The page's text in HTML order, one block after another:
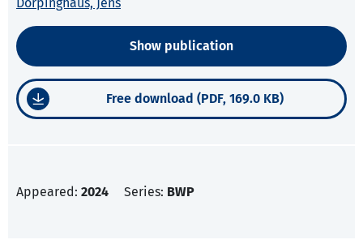
Show publication
Free download (PDF, 169.0 KB)
Appeared: 2024 Series: BWP